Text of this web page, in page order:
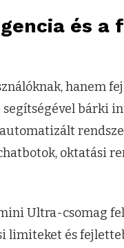
és a
hanem
segítségével bárki
oktatási
Ultra-csomag
limiteket és